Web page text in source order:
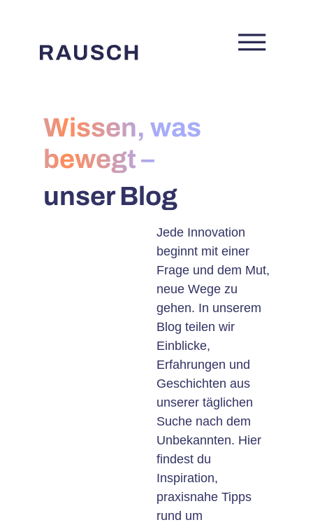
Wissen, was
bewegt –
unser Blog
Jede Innovation
beginnt mit einer
Frage und dem Mut,
neue Wege zu
gehen. In unserem
Blog teilen wir
Einblicke,
Erfahrungen und
Geschichten aus
unserer täglichen
Suche nach dem
Unbekannten. Hier
findest du
Inspiration,
praxisnahe Tipps
rund um